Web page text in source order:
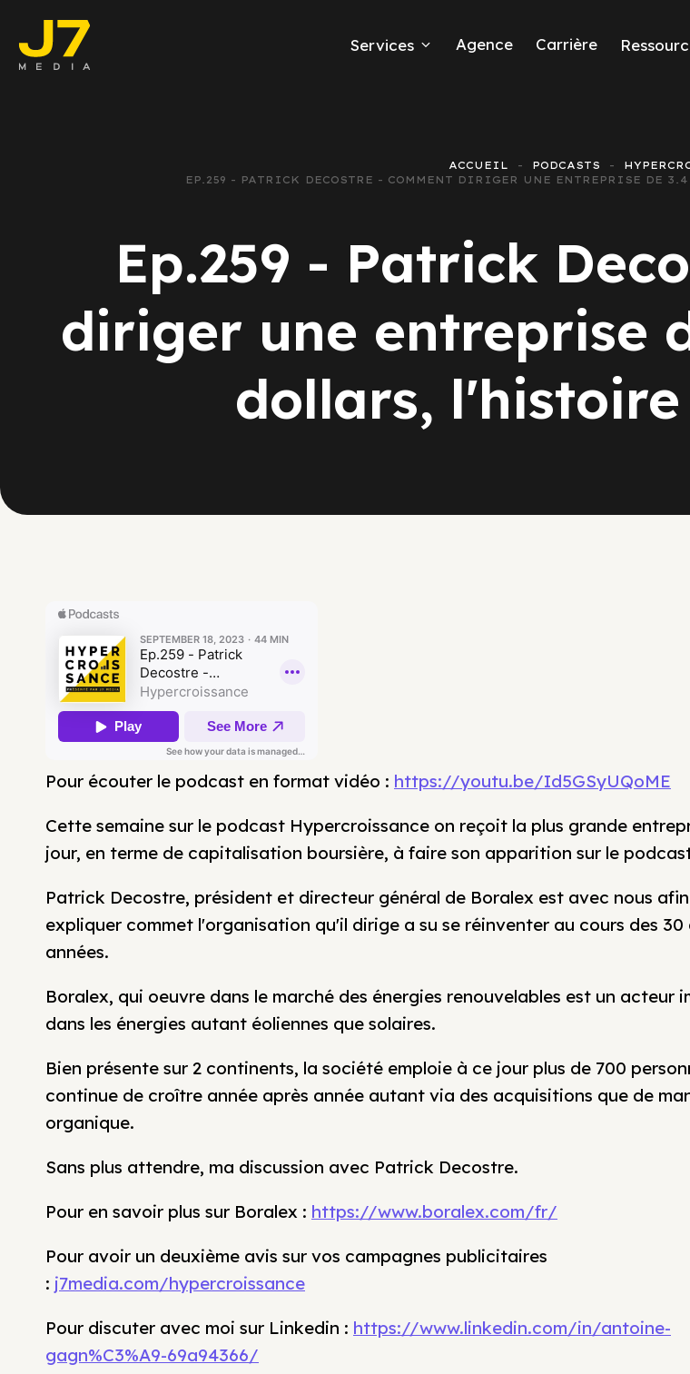
Services
Google Ads
Emailing
Rapports Meta Ads
Agence Carrière
ACCUEIL PODCASTS
EP.259 - PATRICK DECOSTRE - COMMENT DIRIGER UNE ENTREPRISE DE
Ep.259 - Patrick
diriger une entreprise
dollars,
Pour écouter le podcast en format vidéo : https://youtu.be/Id5GSyUQoME
Cette semaine sur le podcast Hypercroissance on reçoit la plus grande
jour, en terme de capitalisation boursière, à faire son apparition sur le
Patrick Decostre, président et directeur général de Boralex est avec nous
expliquer commet l'organisation qu'il dirige a su se réinventer au cours des 30
années.
Boralex, qui oeuvre dans le marché des énergies renouvelables est un acteur
dans les énergies autant éoliennes que solaires.
Bien présente sur 2 continents, la société emploie à ce jour plus de 700
continue de croître année après année autant via des acquisitions que de
organique.
Sans plus attendre, ma discussion avec Patrick Decostre.
Pour en savoir plus sur Boralex : https://www.boralex.com/fr/
Pour avoir un deuxième avis sur vos campagnes publicitaires
: j7media.com/hypercroissance
Pour discuter avec moi sur Linkedin : https://www.linkedin.com/in/antoine-
gagn%C3%A9-69a94366/